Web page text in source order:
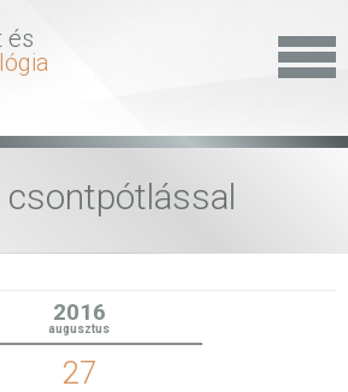
és
csontpótlással
2016
augusztus
27